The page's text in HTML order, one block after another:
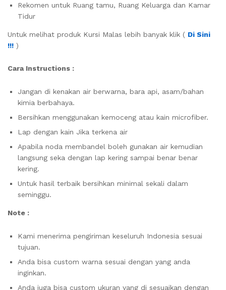
Rekomen untuk Ruang tamu, Ruang Keluarga dan Kamar
Tidur
Untuk melihat produk Kursi Malas lebih banyak klik ( Di Sini
!!! )
Cara Instructions :
Jangan di kenakan air berwarna, bara api, asam/bahan
kimia berbahaya.
Bersihkan menggunakan kemoceng atau kain microfiber.
Lap dengan kain Jika terkena air
Apabila noda membandel boleh gunakan air kemudian
langsung seka dengan lap kering sampai benar benar
kering.
Untuk hasil terbaik bersihkan minimal sekali dalam
seminggu.
Note :
Kami menerima pengiriman keseluruh Indonesia sesuai
tujuan.
Anda bisa custom warna sesuai dengan yang anda
inginkan.
Anda juga bisa custom ukuran yang di sesuaikan dengan